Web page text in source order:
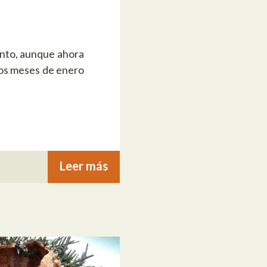
aunque ahora
meses de enero
Leer más